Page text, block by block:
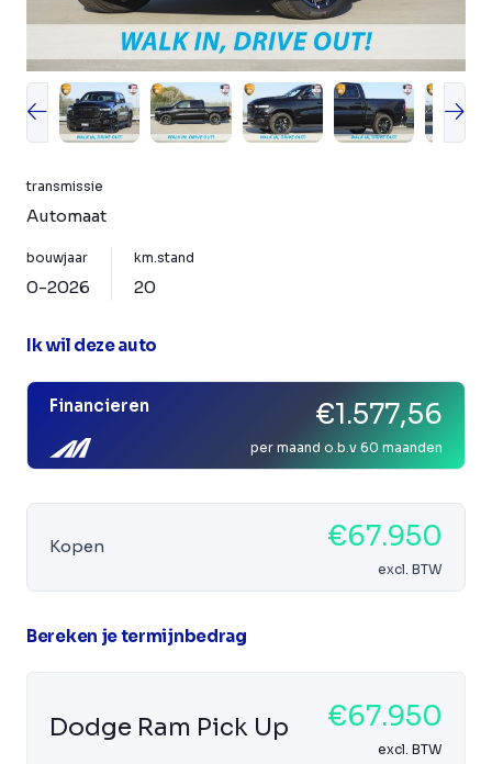
transmissie
Automaat
bouwjaar
0-2026
km.stand
20
Ik wil deze auto
Financieren €1.577,56
per maand o.b.v 60 maanden
Kopen €67.950
excl. BTW
Bereken je termijnbedrag
Dodge Ram Pick Up €67.950
excl. BTW